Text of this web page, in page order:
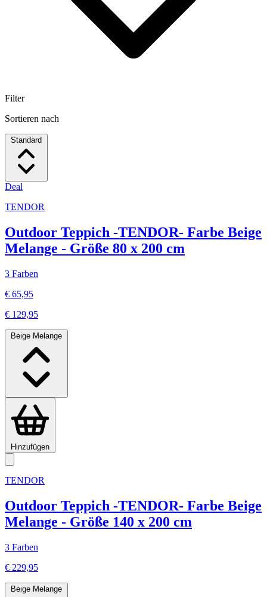
Filter
Sortieren nach
Standard
Deal
TENDOR
Outdoor Teppich -TENDOR- Farbe Beige
Melange - Größe 80 x 200 cm
3 Farben
€ 65,95
€ 129,95
Beige Melange
Hinzufügen
TENDOR
Outdoor Teppich -TENDOR- Farbe Beige
Melange - Größe 140 x 200 cm
3 Farben
€ 229,95
Beige Melange